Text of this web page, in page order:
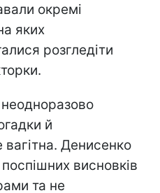
окремі
яких
розгледіти
й
Денисенко
висновків
та не